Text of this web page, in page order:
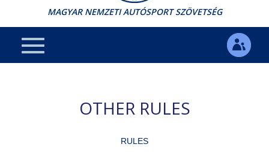
MAGYAR NEMZETI AUTÓSPORT SZÖVETSÉG
OTHER RULES
RULES